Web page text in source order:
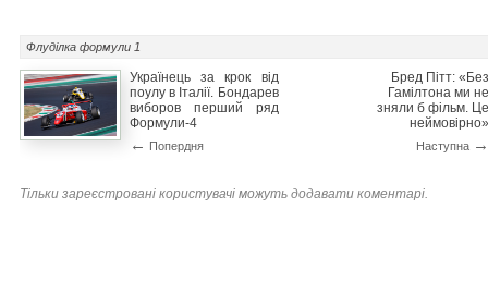
Флуділка формули 1
Українець за крок від
поулу в Італії. Бондарев
виборов перший ряд
Формули-4
← Попердня
Бред Пітт: «Без
Гамілтона ми не
зняли б фільм. Це
неймовірно»
Наступна →
Тільки зареєстровані користувачі можуть додавати коментарі.